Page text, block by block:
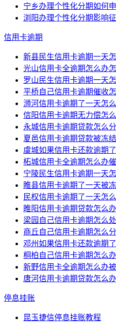
宁乡办理个性化分期如何
浏阳办理个性化分期影响
信用卡逾期
新县民生信用卡逾期一天
光山信用卡全逾期怎么办
罗山民生信用卡逾期一天
平桥自己信用卡逾期催收
浉河信用卡逾期了一天怎
信阳信用卡逾期无力偿怎
永城信用卡逾期贷款怎么
夏邑信用卡逾期贷款被冻
虞城如果信用卡还款逾期
柘城信用卡全逾期怎么办
宁陵民生信用卡逾期一天
睢县信用卡逾期了一天被
民权信用卡逾期了一天怎
睢阳信用卡逾期贷款怎么办
梁园自己信用卡逾期怎么
商丘自己信用卡逾期怎么
邓州如果信用卡还款逾期
桐柏自己信用卡逾期怎么办
新野信用卡全逾期怎么办
唐河信用卡逾期贷款怎么办
停息挂账
昆玉捷信停息挂账教程